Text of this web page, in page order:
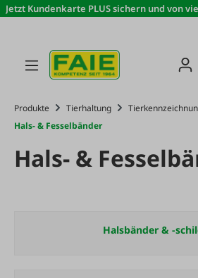
Zum Hauptinhalt springen
Jetzt Kundenkarte PLUS sichern und von
Produkte Tierhaltung
Hals- & Fesselbänder
Hals- &
Halsbänder & -